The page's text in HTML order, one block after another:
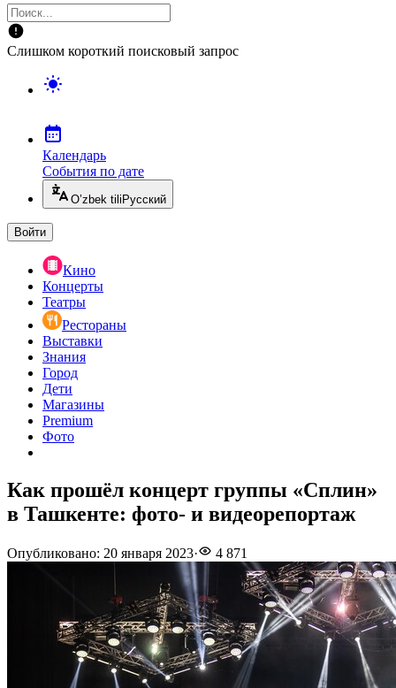
Слишком короткий поисковый запрос
Календарь
События по дате
O’zbek tili Русский
Войти
Кино
Концерты
Театры
Рестораны
Выставки
Знания
Город
Дети
Магазины
Premium
Фото
Как прошёл концерт группы «Сплин»
в Ташкенте: фото- и видеорепортаж
Опубликовано: 20 января 2023· 4 871